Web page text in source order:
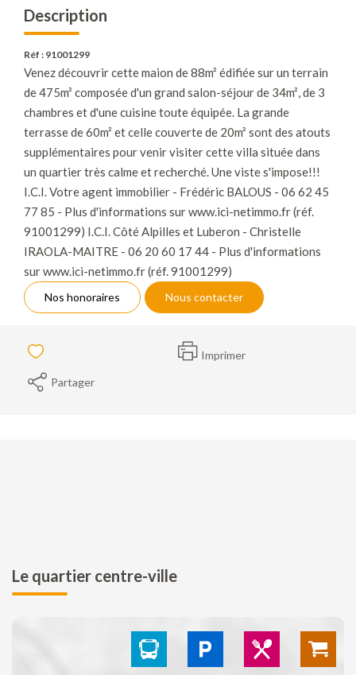
Description
Réf : 91001299
Venez découvrir cette maion de 88m² édifiée sur un terrain
de 475m² composée d'un grand salon-séjour de 34m², de 3
chambres et d'une cuisine toute équipée. La grande
terrasse de 60m² et celle couverte de 20m² sont des atouts
supplémentaires pour venir visiter cette villa située dans
un quartier très calme et recherché. Une viste s'impose!!!
I.C.I. Votre agent immobilier - Frédéric BALOUS - 06 62 45
77 85 - Plus d'informations sur www.ici-netimmo.fr (réf.
91001299) I.C.I. Côté Alpilles et Luberon - Christelle
IRAOLA-MAITRE - 06 20 60 17 44 - Plus d'informations
sur www.ici-netimmo.fr (réf. 91001299)
Nos honoraires Nous contacter
Imprimer
Partager
Le quartier centre-ville